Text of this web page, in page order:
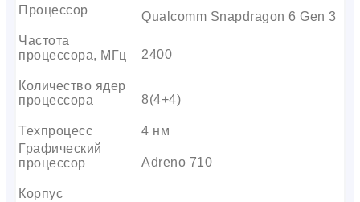
Процессор
Qualcomm Snapdragon 6 Gen 3
Частота
процессора, МГц
2400
Количество ядер
процессора
8(4+4)
Техпроцесс
4 нм
Графический
процессор
Adreno 710
Корпус